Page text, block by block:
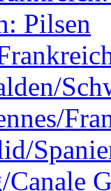
Pilsen
Canale